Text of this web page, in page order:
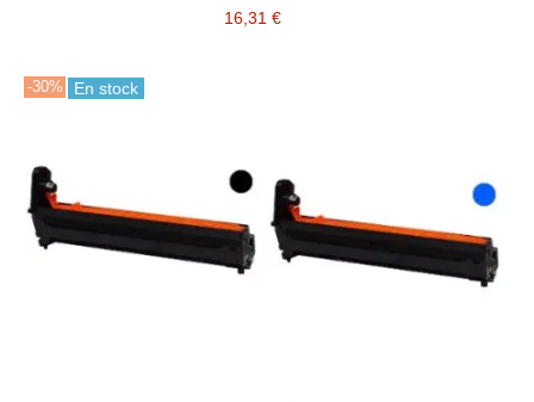
16,31 €
-30% En stock